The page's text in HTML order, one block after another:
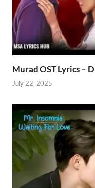
Murad OST Lyrics –
July 22, 2025